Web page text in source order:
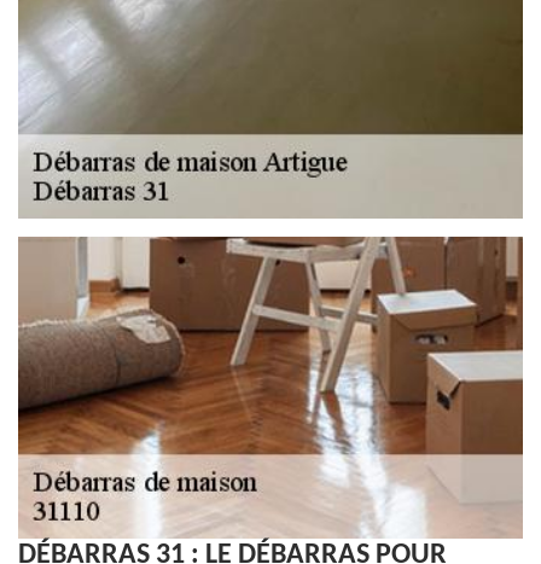
DÉBARRAS 31 : LE DÉBARRAS POUR